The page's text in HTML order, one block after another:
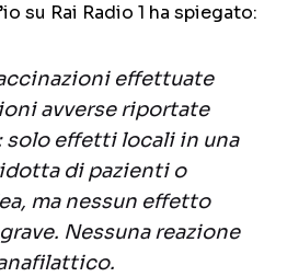
su Rai Radio 1 ha spiegato:
effettuate
avverse riportate
solo effetti locali in una
di pazienti o
ma nessun effetto
Nessuna reazione